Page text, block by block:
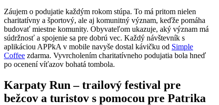
Záujem o podujatie každým rokom stúpa. To má pritom nielen
charitatívny a športový, ale aj komunitný význam, keďže pomáha
budovať miestne komunity. Obyvateľom ukazuje, aký význam má
súdržnosť a spojenie sa pre dobrú vec. Každý návštevník s
aplikáciou APPkA v mobile navyše dostal kávičku od Simple
Coffee zdarma. Vyvrcholením charitatívneho podujatia bola hneď
po ocenení víťazov bohatá tombola.
Karpaty Run – trailový festival pre
bežcov a turistov s pomocou pre Patrika